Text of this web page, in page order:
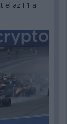
el az F1 a